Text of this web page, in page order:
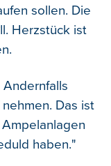
sollen. Die
Herzstück ist
Das ist
haben."